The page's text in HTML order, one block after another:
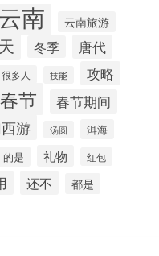
云南 云南旅游
冬季 唐代
很多人 技能 攻略
春节 春节期间
游 汤圆 洱海
的是 礼物 红包
还不 都是